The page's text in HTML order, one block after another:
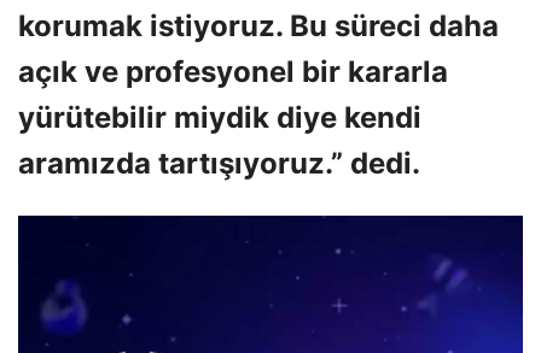
korumak istiyoruz. Bu süreci daha
açık ve profesyonel bir kararla
yürütebilir miydik diye kendi
aramızda tartışıyoruz.” dedi.